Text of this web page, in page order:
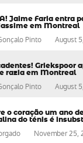
Jaime Faria entra
em Montreal
Pinto August
Griekspoor
razia em Montreal
Pinto August
o coração um ano
do ténis é
November 25,